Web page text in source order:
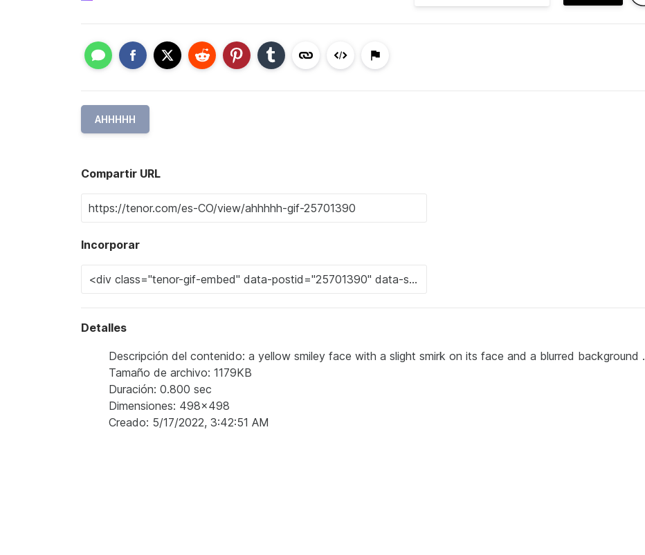
AHHHHH
Compartir URL
Incorporar
Detalles
Descripción del contenido: a yellow smiley face with a slight smirk on its face and a blurred background .
Tamaño de archivo: 1179KB
Duración: 0.800 sec
Dimensiones: 498x498
Creado: 5/17/2022, 3:42:51 AM